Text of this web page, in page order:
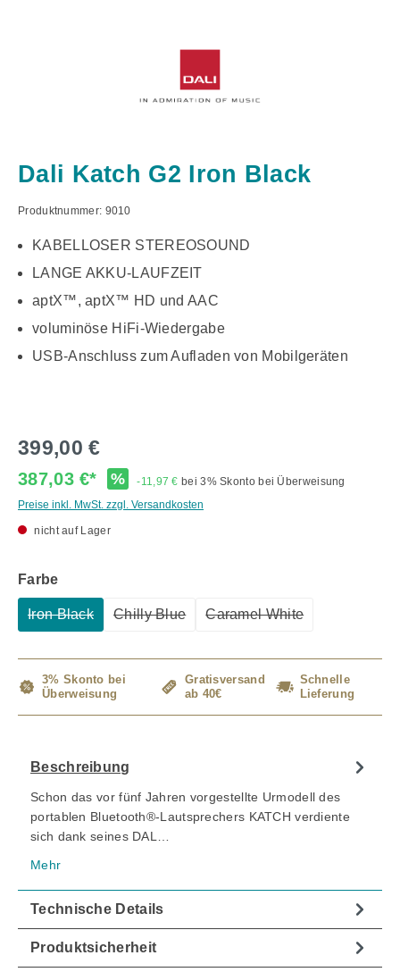
Dali Katch G2 Iron Black
Produktnummer: 9010
KABELLOSER STEREOSOUND
LANGE AKKU-LAUFZEIT
aptX™, aptX™ HD und AAC
voluminöse HiFi-Wiedergabe
USB-Anschluss zum Aufladen von Mobilgeräten
399,00 €
387,03 €* % -11,97 € bei 3% Skonto bei Überweisung
Preise inkl. MwSt. zzgl. Versandkosten
nicht auf Lager
Farbeauswählen
Iron Black
(Diese Option ist zurzeit nicht verfügbar.)
Chilly Blue
(Diese Option ist zurzeit nicht verfügbar.)
Caramel White
3% Skonto bei
Überweisung
Gratisversand
ab 40€
Schnelle
Lieferung
Beschreibung
Schon das vor fünf Jahren vorgestellte Urmodell des
portablen Bluetooth®-Lautsprechers KATCH verdiente
sich dank seines DAL…
Mehr
Technische Details
Produktsicherheit